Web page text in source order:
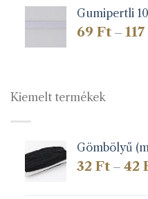
Gumipertli
69 Ft – 117
Kiemelt termékek
Gömbölyű
32 Ft – 42